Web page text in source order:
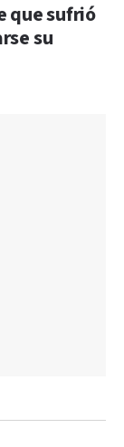
que sufrió
su